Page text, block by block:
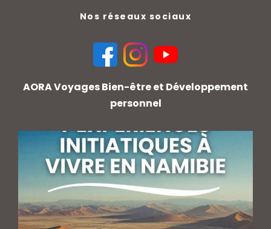
Nos réseaux sociaux
AORA Voyages Bien-être et Développement
personnel